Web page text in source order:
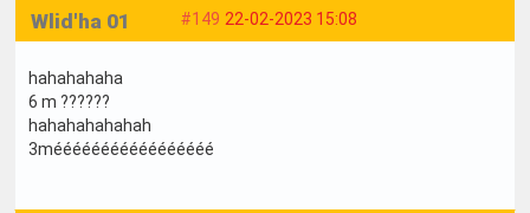
#149 22-02-2023 15:08
Wlid'ha 01
hahahahaha
6 m ??????
hahahahahahah
3mééééééééééééééééé